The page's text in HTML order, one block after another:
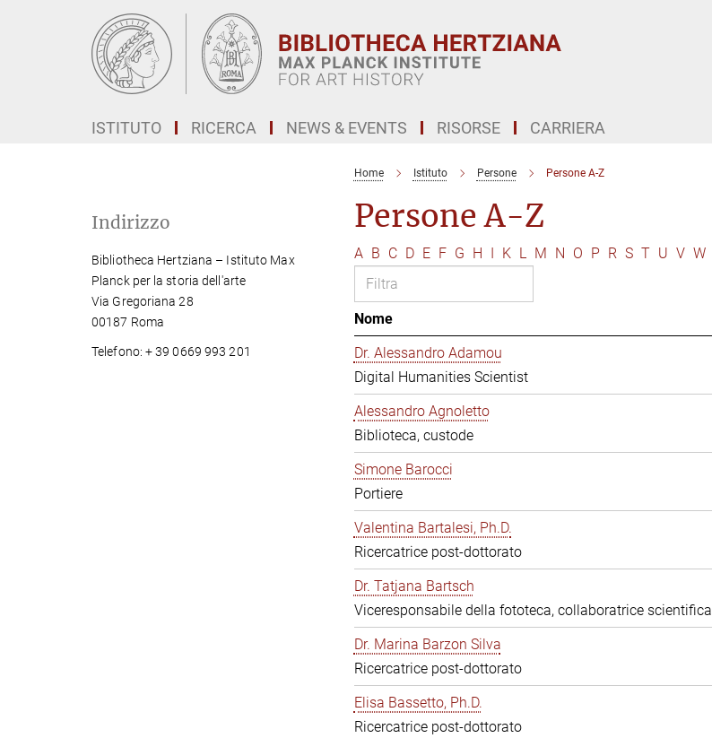
ISTITUTO RICERCA NEWS & EVENTS RISORSE CARRIERA
Home Istituto Persone Persone A-Z
Persone A-Z
A B C D E F G H I K L M N O P R S T U V W
Nome
Dr. Alessandro Adamou
Digital Humanities Scientist
Alessandro Agnoletto
Biblioteca, custode
Simone Barocci
Portiere
Valentina Bartalesi, Ph.D.
Ricercatrice post-dottorato
Dr. Tatjana Bartsch
Viceresponsabile della fototeca, collaboratrice scientifica
Dr. Marina Barzon Silva
Ricercatrice post-dottorato
Elisa Bassetto, Ph.D.
Ricercatrice post-dottorato
Indirizzo
Bibliotheca Hertziana – Istituto Max
Planck per la storia dell'arte
Via Gregoriana 28
00187 Roma
Telefono: + 39 0669 993 201